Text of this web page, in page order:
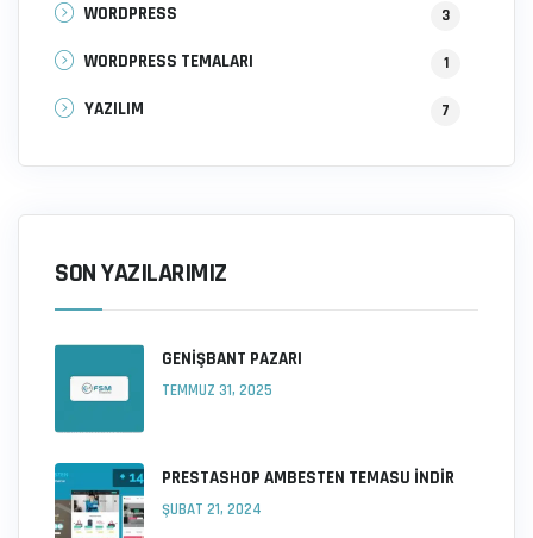
WORDPRESS 3
WORDPRESS TEMALARI 1
YAZILIM 7
SON YAZILARIMIZ
GENIŞBANT PAZARI
TEMMUZ 31, 2025
PRESTASHOP AMBESTEN TEMASU İNDIR
ŞUBAT 21, 2024